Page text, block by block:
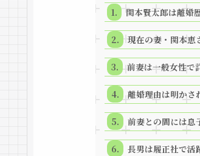
関本賢太郎は離婚
現在の妻・関本恵
前妻は一般女性で
離婚理由は明かさ
前妻との間には息
長男は履正社で活